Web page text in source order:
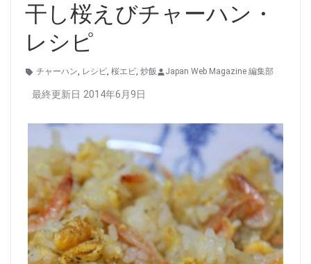
干し桜えびチャーハン・
レシピ
チャーハン, レシピ, 桜エビ, 炒飯 Japan Web Magazine 編集部
最終更新日 2014年6月9日